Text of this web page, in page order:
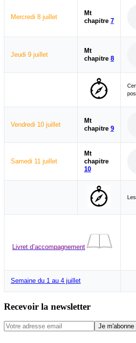
Mercredi 8 juillet
Mt
chapitre 7
Jeudi 9 juillet
Mt
chapitre 8
Vendredi 10 juillet
Mt
chapitre 9
Samedi 11 juillet
Mt
chapitre
10
Livret d’accompagnement
Semaine du 1 au 4 juillet
Recevoir la newsletter
Je m'abonne